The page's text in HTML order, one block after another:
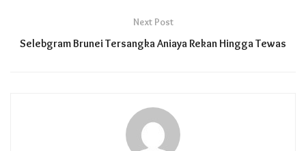
Next Post
Selebgram Brunei Tersangka Aniaya Rekan Hingga Tewas